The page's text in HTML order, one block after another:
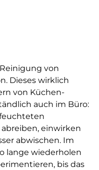
von
Dieses wirklich
von Küchen-
auch im Büro:
einwirken
abwischen. Im
lange wiederholen
bis das